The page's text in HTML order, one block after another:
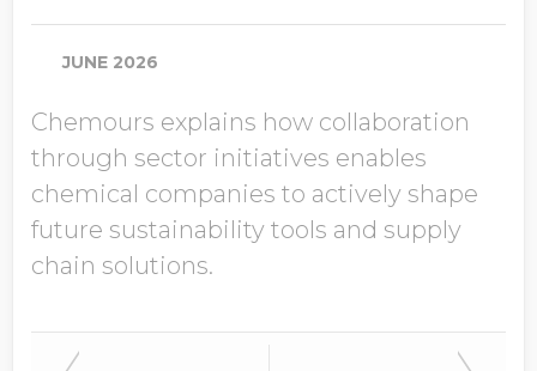
JUNE 2026
Chemours explains how collaboration
through sector initiatives enables
chemical companies to actively shape
future sustainability tools and supply
chain solutions.